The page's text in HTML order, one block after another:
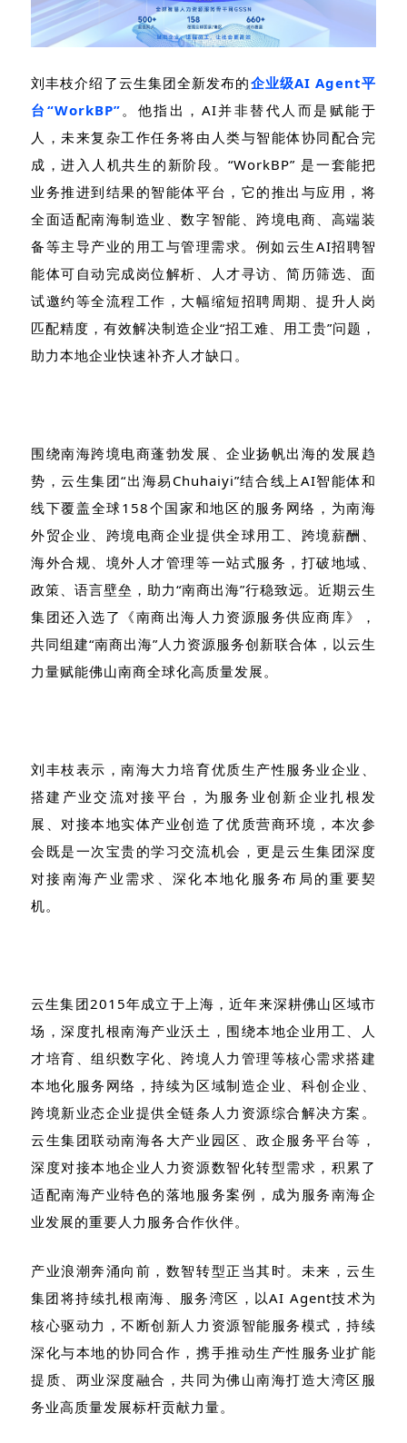
刘丰枝介绍了云生集团全新发布的企业级AI Agent平
台“WorkBP” 。他指出， AI并非替代人而是赋能于
人，未来复杂工作任务将由人类与智能体协同配合完
成，进入人机共生的新阶段。“WorkBP” 是一套能把
业务推进到结果的智能体平台 ，它的推出与应用，将
全面适配南海制造业、数字智能、跨境电商、高端装
备等主导产业的用工与管理需求。例如云生AI招聘智
能体可自动完成岗位解析、人才寻访、简历筛选、面
试邀约等全流程工作，大幅缩短招聘周期、提升人岗
匹配精度，有效解决制造企业“招工难、用工贵”问题，
助力本地企业快速补齐人才缺口。
围绕南海跨境电商蓬勃发展、企业扬帆出海的发展趋
势，云生集团“出海易 Chuhaiyi”结合线上 AI智能体和
线下覆盖全球158个国家和地区的服务网络，为南海
外贸企业、跨境电商企业提供全球用工、跨境薪酬、
海外合规、境外人才管理等一站式服务，打破地域、
政策、语言壁垒，助力“南商出海”行稳致远。近期云生
集团还入选了《南商出海人力资源服务供应商库》，
共同组建“南商出海” 人力资源服务创新联合体，以云生
力量赋能佛山南商全球化高质量发展。
刘丰枝表示，南海大力培育优质生产性服务业企业、
搭建产业交流对接平台，为服务业创新企业扎根发
展、对接本地实体产业创造了优质营商环境，本次参
会既是一次宝贵的学习交流机会，更是云生集团深度
对接南海产业需求、深化本地化服务布局的重要契
机。
云生集团2015年成立于上海，近年来深耕佛山区域市
场，深度扎根南海产业沃土，围绕本地企业用工、人
才培育、组织数字化、跨境人力管理等核心需求搭建
本地化服务网络，持续为区域制造企业、科创企业、
跨境新业态企业提供全链条人力资源综合解决方案。
云生集团联动南海各大产业园区、政企服务平台等，
深度对接本地企业人力资源数智化转型需求，积累了
适配南海产业特色的落地服务案例，成为服务南海企
业发展的重要人力服务合作伙伴。
产业浪潮奔涌向前，数智转型正当其时。未来，云生
集团将持续扎根南海、服务湾区，以AI Agent技术为
核心驱动力，不断创新人力资源智能服务模式，持续
深化与本地的协同合作，携手推动生产性服务业扩能
提质、两业深度融合，共同为佛山南海打造大湾区服
务业高质量发展标杆贡献力量。